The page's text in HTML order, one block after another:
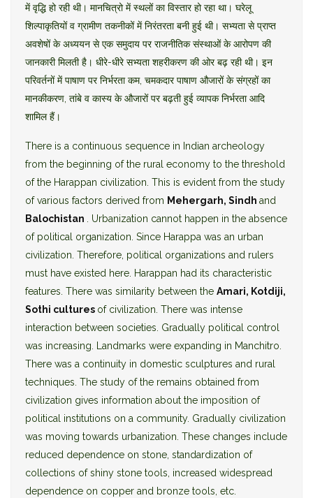
में वृद्धि हो रही थी। मानचित्रो में स्थलों का विस्तार हो रहा था। घरेलू
शिल्पाकृतियों व ग्रामीण तकनीकों में निरंतरता बनी हुई थी। सभ्यता से प्राप्त
अवशेषों के अध्ययन से एक समुदाय पर राजनीतिक संस्थाओं के आरोपण की
जानकारी मिलती है। धीरे-धीरे सभ्यता शहरीकरण की ओर बढ़ रही थी। इन
परिवर्तनों में पाषाण पर निर्भरता कम, चमकदार पाषाण औजारों के संग्रहों का
मानकीकरण, तांबे व कास्य के औजारों पर बढ़ती हुई व्यापक निर्भरता आदि
शामिल हैं।
There is a continuous sequence in Indian archeology
from the beginning of the rural economy to the threshold
of the Harappan civilization. This is evident from the study
of various factors derived from Mehergarh, Sindh and
Balochistan
. Urbanization cannot happen in the absence
of political organization. Since Harappa was an urban
civilization. Therefore, political organizations and rulers
must have existed here. Harappan had its characteristic
features. There was similarity between the Amari, Kotdiji,
Sothi cultures of civilization. There was intense
interaction between societies. Gradually political control
was increasing. Landmarks were expanding in Manchitro.
There was a continuity in domestic sculptures and rural
techniques. The study of the remains obtained from
civilization gives information about the imposition of
political institutions on a community. Gradually civilization
was moving towards urbanization. These changes include
reduced dependence on stone, standardization of
collections of shiny stone tools, increased widespread
dependence on copper and bronze tools, etc.